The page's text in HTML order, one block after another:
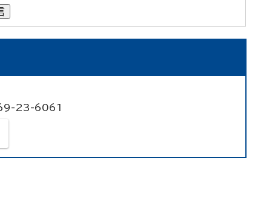
23-6061